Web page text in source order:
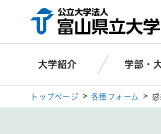
大学紹介 学部・
トップページ 各種フォーム